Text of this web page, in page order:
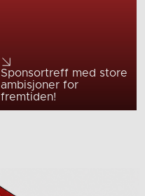
Sponsortreff med store
ambisjoner for
fremtiden!